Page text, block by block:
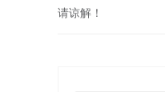
请谅解！